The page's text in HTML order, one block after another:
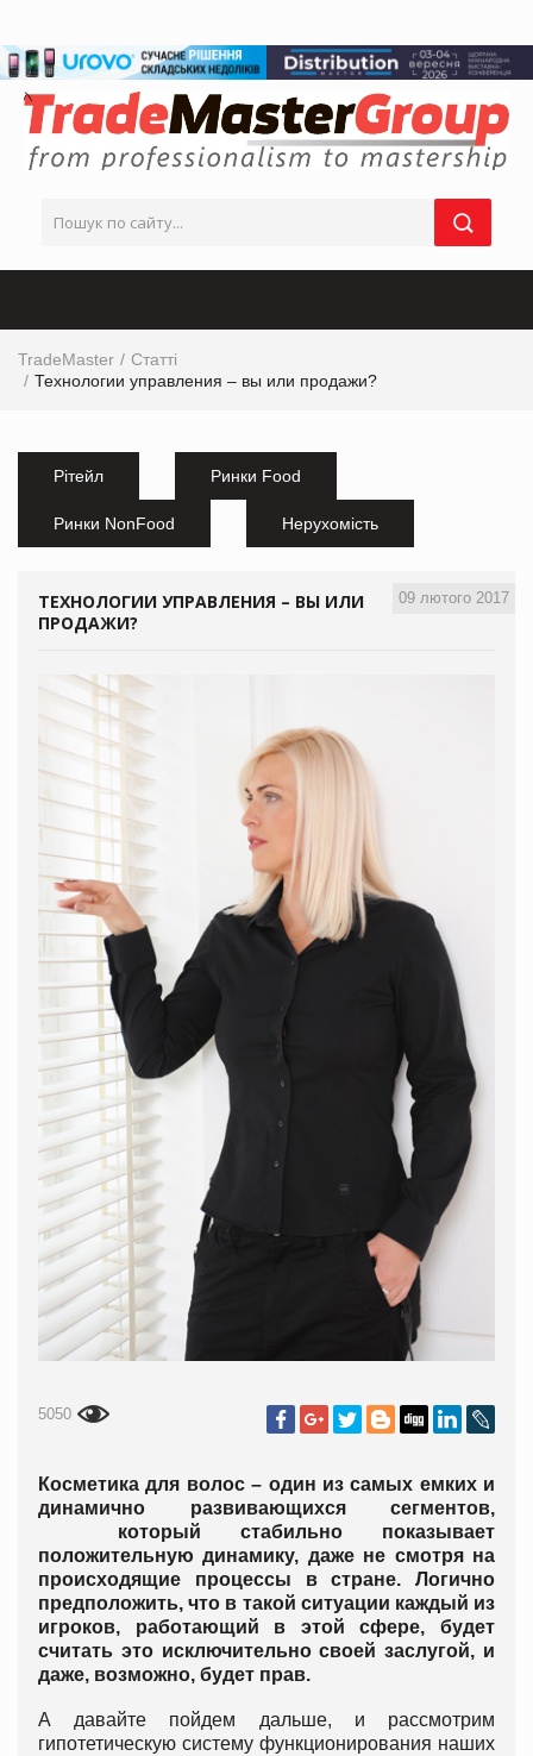
TradeMaster
Статті
Технологии управления – вы или продажи?
Рітейл Ринки Food
Ринки NonFood Нерухомість
09 лютого 2017
ТЕХНОЛОГИИ УПРАВЛЕНИЯ – ВЫ ИЛИ
ПРОДАЖИ?
5050
Косметика для волос – один из самых емких и
динамично развивающихся сегментов,
который стабильно показывает
положительную динамику, даже не смотря на
происходящие процессы в стране. Логично
предположить, что в такой ситуации каждый из
игроков, работающий в этой сфере, будет
считать это исключительно своей заслугой, и
даже, возможно, будет прав.
А давайте пойдем дальше, и рассмотрим
гипотетическую систему функционирования наших